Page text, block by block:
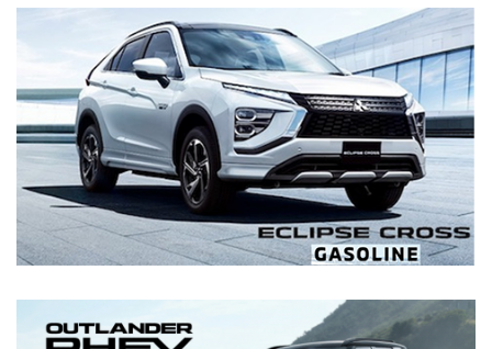
SUVらしく力強いスタイリングや広くて使い勝手の良
い室内空間を、実車で確認できる絶好の機会です。こ
の機会に是非お立ち寄りください。
皆様のご来場お待ちしております。
2025.11.25
新型ミッドサイズSUV『デスティネーター』をフィリ
ピンで発売しました
2025.11.11
「RJC カー オブ ザ イヤー」を受賞しました
ECLIPSE CROSS
詳細を見る